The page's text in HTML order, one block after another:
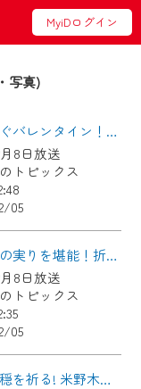
MyiDログイン
写真)
【日進】もうすぐバレンタイン！チョコスイーツをご紹介！
8日放送
トピックス
05
【日進】折戸区の実りを堪能！折戸新春餅つき大会
8日放送
トピックス
05
【日進】炎に平穏を祈る! 米野木区どんど焼き
』は2024
す！
いの地域
ら、いつ
地域情報